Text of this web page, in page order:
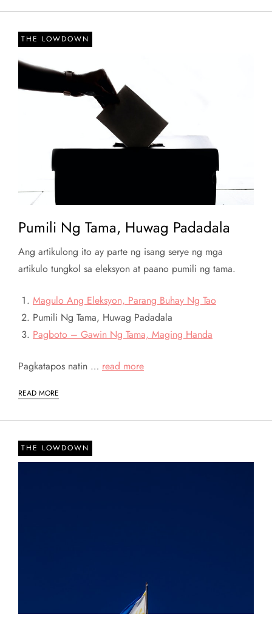
THE LOWDOWN
Pumili Ng Tama, Huwag Padadala
Ang artikulong ito ay parte ng isang serye ng mga
artikulo tungkol sa eleksyon at paano pumili ng tama.
Magulo Ang Eleksyon, Parang Buhay Ng Tao
Pumili Ng Tama, Huwag Padadala
Pagboto – Gawin Ng Tama, Maging Handa
Pagkatapos natin … read more
READ MORE
THE LOWDOWN